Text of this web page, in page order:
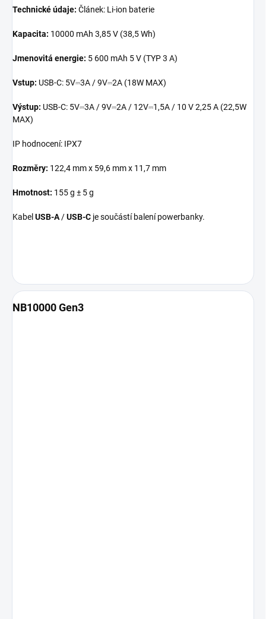
Technické údaje: Článek: Li-ion baterie
Kapacita: 10000 mAh 3,85 V (38,5 Wh)
Jmenovitá energie: 5 600 mAh 5 V (TYP 3 A)
Vstup: USB-C: 5V⎓3A / 9V⎓2A (18W MAX)
Výstup: USB-C: 5V⎓3A / 9V⎓2A / 12V⎓1,5A / 10 V 2,25 A (22,5W
MAX)
IP hodnocení: IPX7
Rozměry: 122,4 mm x 59,6 mm x 11,7 mm
Hmotnost: 155 g ± 5 g
Kabel USB-A /USB-C je součástí balení powerbanky.
NB10000 Gen3